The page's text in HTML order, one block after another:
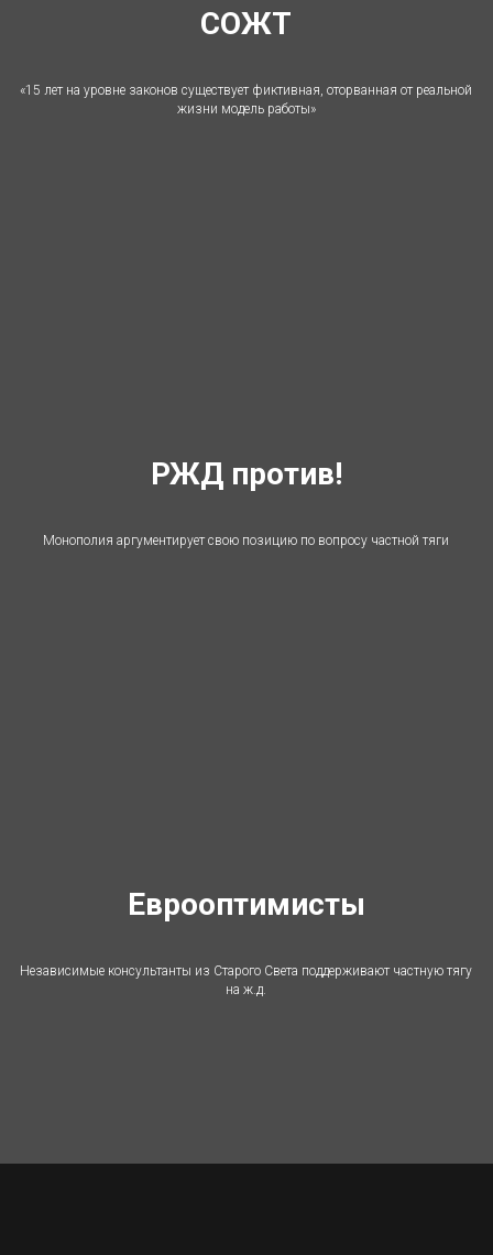
СОЖТ
«15 лет на уровне законов существует фиктивная, оторванная от реальной
жизни модель работы»
РЖД против!
Монополия аргументирует свою позицию по вопросу частной тяги
Еврооптимисты
Независимые консультанты из Старого Света поддерживают частную тягу
на ж.д.